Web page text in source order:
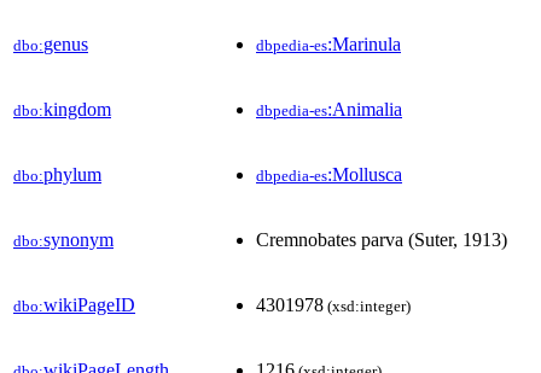
dbo:genus dbpedia-es:Marinula
dbo:kingdom dbpedia-es:Animalia
dbo:phylum dbpedia-es:Mollusca
dbo:synonym Cremnobates parva (Suter, 1913)
dbo:wikiPageID 4301978 (xsd:integer)